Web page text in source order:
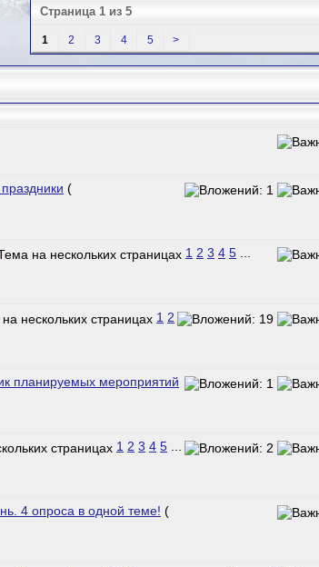
Страница 1 из 5
1 2 3 4 5 >
(
1 2 3 4 5 ...
1 2
планируемых мероприятий
1 2 3 4 5 ...
4 опроса в одной теме! (